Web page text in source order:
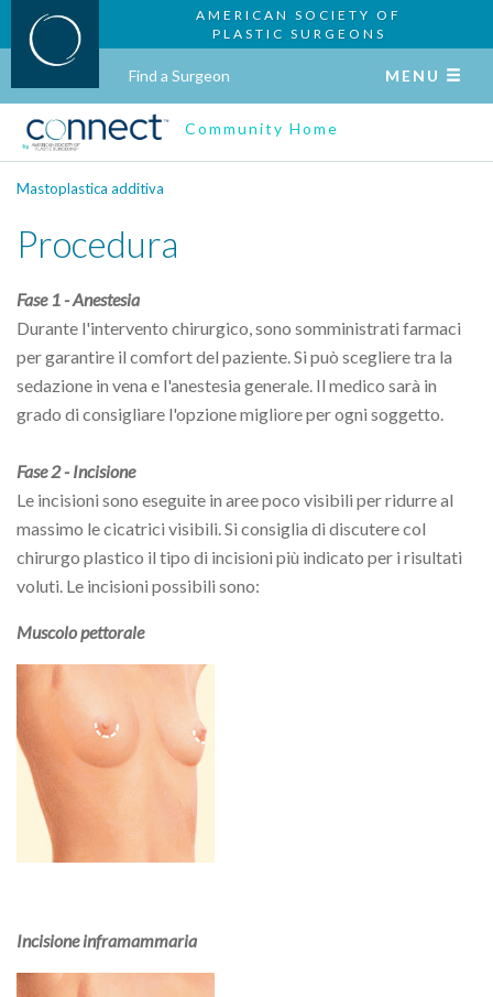
AMERICAN SOCIETY OF
PLASTIC SURGEONS
Find a Surgeon MENU
Community Home
Mastoplastica additiva
Procedura
Fase 1 - Anestesia
Durante l'intervento chirurgico, sono somministrati farmaci
per garantire il comfort del paziente. Si può scegliere tra la
sedazione in vena e l'anestesia generale. Il medico sarà in
grado di consigliare l'opzione migliore per ogni soggetto.
Fase 2 - Incisione
Le incisioni sono eseguite in aree poco visibili per ridurre al
massimo le cicatrici visibili. Si consiglia di discutere col
chirurgo plastico il tipo di incisioni più indicato per i risultati
voluti. Le incisioni possibili sono:
Muscolo pettorale
Incisione inframammaria